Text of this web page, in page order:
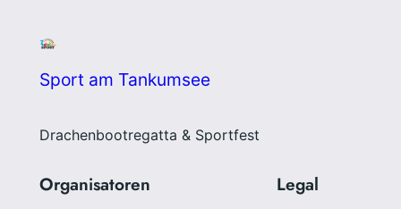
Sport am Tankumsee
Drachenbootregatta & Sportfest
Organisatoren Legal